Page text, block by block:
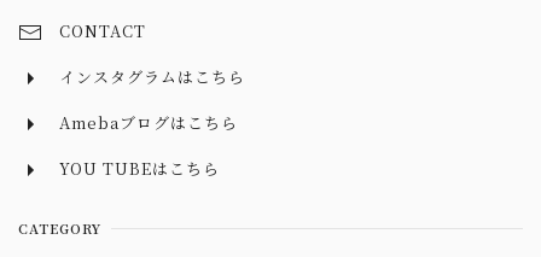
CONTACT
インスタグラムはこちら
Amebaブログはこちら
YOU TUBEはこちら
CATEGORY